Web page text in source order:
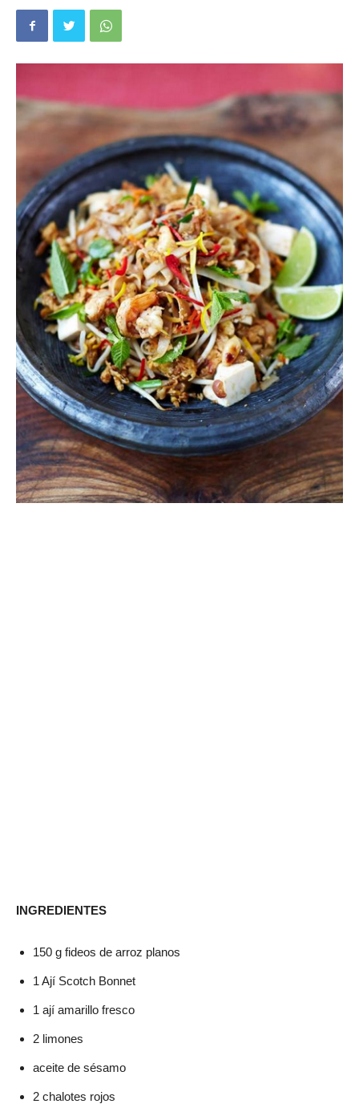
INGREDIENTES
150 g fideos de arroz planos
1 Ají Scotch Bonnet
1 ají amarillo fresco
2 limones
aceite de sésamo
2 chalotes rojos